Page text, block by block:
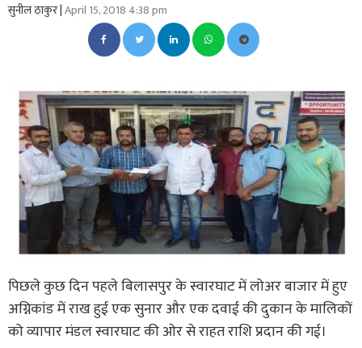
सुनील ठाकुर |April 15, 2018 4:38 pm
पिछले कुछ दिन पहले बिलासपुर के स्वारघाट में लोअर बाजार में हुए
अग्निकांड में राख हुई एक सुनार और एक दवाई की दुकान के मालिकों
को व्यापार मंडल स्वारघाट की ओर से राहत राशि प्रदान की गई।